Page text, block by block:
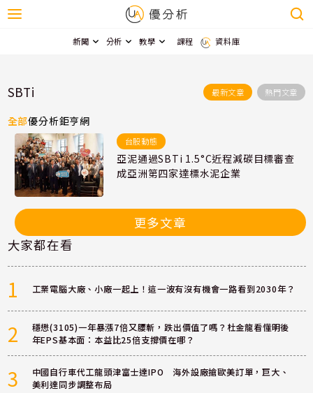
新聞 分析 教學 課程 資料庫
SBTi 最新文章 熱門文章
全部優分析鉅亨網
台股動態
亞泥通過SBTi 1.5°C近程減碳目標審查
成亞洲第四家達標水泥企業
更多文章
大家都在看
1 工業電腦大廠、小廠一起上！這一波有沒有機會一路看到2030年？
2
穩懋(3105)一年暴漲7倍又腰斬，跌出價值了嗎？杜金龍看懂明後
年EPS基本面：本益比25倍支撐價在哪？
3
中國自行車代工龍頭津富士達IPO 海外設廠搶歐美訂單，巨大、
美利達同步調整布局